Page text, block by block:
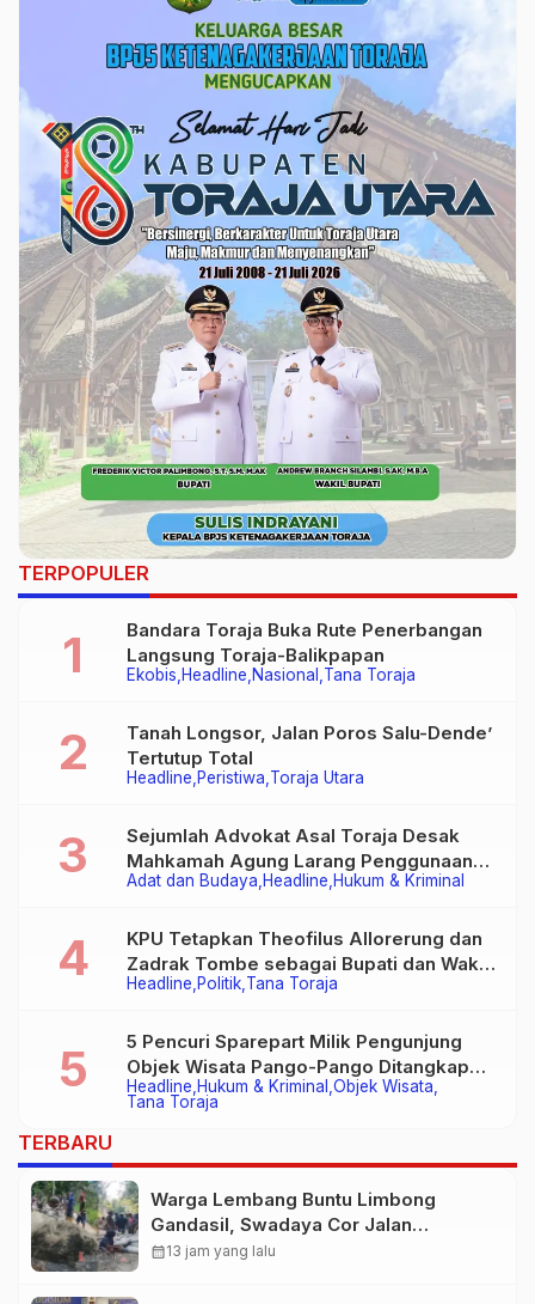
TERPOPULER
Ekobis Headline Nasional Tana Toraja
Bandara Toraja Buka Rute Penerbangan
Langsung Toraja-Balikpapan
Headline Peristiwa Toraja Utara
Tanah Longsor, Jalan Poros Salu-Dende’
Tertutup Total
Adat dan Budaya Headline Hukum & Kriminal
Sejumlah Advokat Asal Toraja Desak
Mahkamah Agung Larang Penggunaan
Alat Berat pada Eksekusi Rumah Adat
Headline Politik Tana Toraja
KPU Tetapkan Theofilus Allorerung dan
Zadrak Tombe sebagai Bupati dan Wakil
Bupati Tana Toraja Terpilih
Headline Hukum & Kriminal Objek Wisata
Tana Toraja
5 Pencuri Sparepart Milik Pengunjung
Objek Wisata Pango-Pango Ditangkap
Polisi
TERBARU
Warga Lembang Buntu Limbong
Gandasil, Swadaya Cor Jalan
Sepanjang 500 Meter
calendar_month13 jam yang lalu